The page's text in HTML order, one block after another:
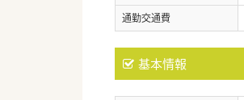
通勤交通費
基本情報